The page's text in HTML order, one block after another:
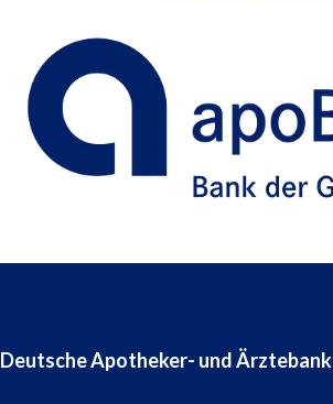
Deutsche Apotheker- und Ärztebank